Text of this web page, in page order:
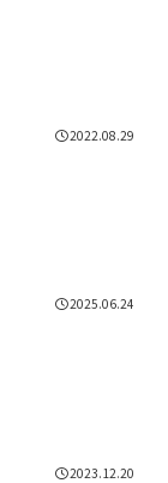
2022.08.29
2025.06.24
2023.12.20